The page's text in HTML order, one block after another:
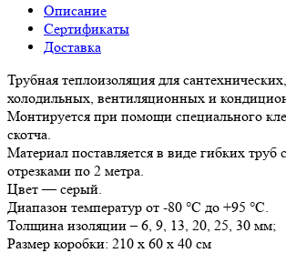
Описание
Сертификаты
Доставка
Трубная теплоизоляция для
холодильных, вентиляционных и
Монтируется при помощи специального
скотча.
Материал поставляется в виде гибких труб
отрезками по 2 метра.
Цвет — серый.
Диапазон температур от -80 °С до +95 °С.
Толщина изоляции – 6, 9, 13, 20, 25, 30 мм;
Размер коробки: 210 х 60 х 40 см